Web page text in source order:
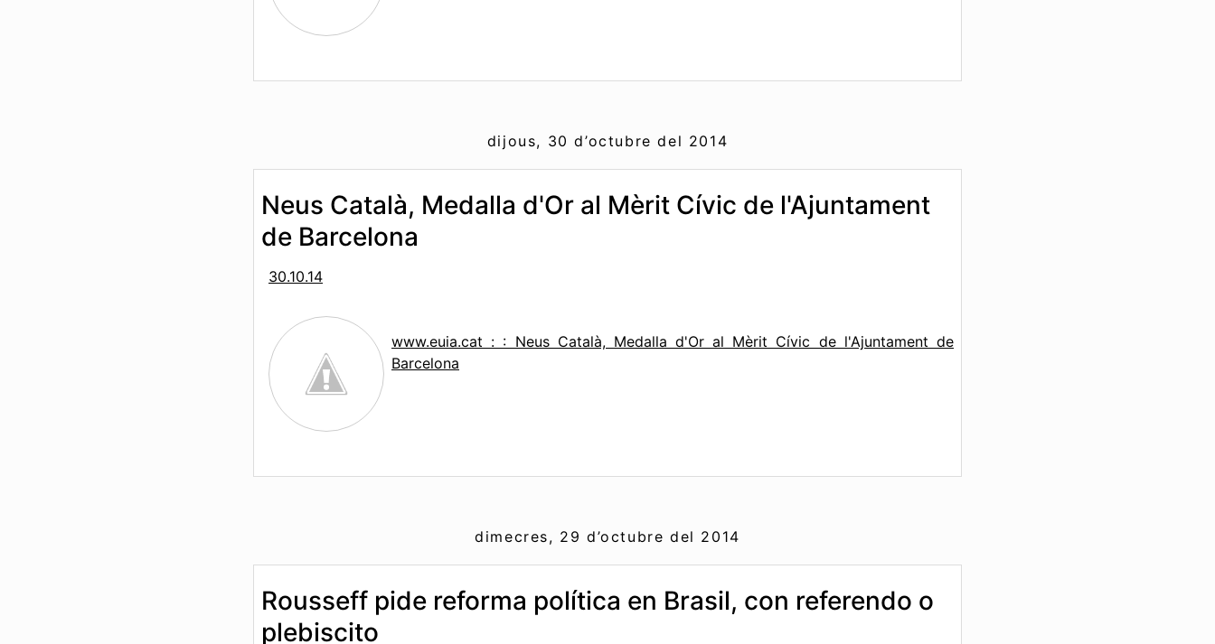
dijous, 30 d’octubre del 2014
Neus Català, Medalla d'Or al Mèrit Cívic de l'Ajuntament
de Barcelona
30.10.14
www.euia.cat : : Neus Català, Medalla d'Or al Mèrit Cívic de l'Ajuntament de
Barcelona
dimecres, 29 d’octubre del 2014
Rousseff pide reforma política en Brasil, con referendo o
plebiscito